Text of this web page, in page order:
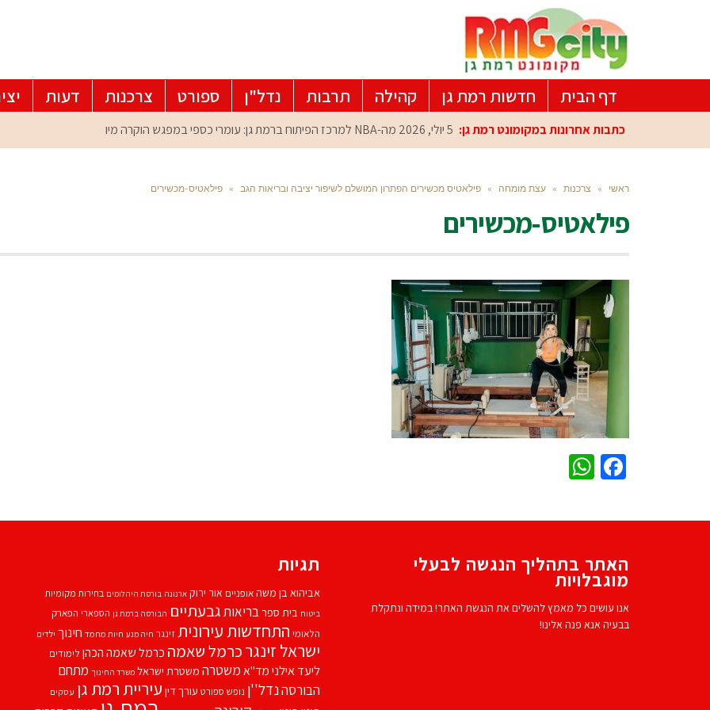
דף הבית חדשות רמת גן קהילה תרבות נדל"ן ספורט צרכנות דעות
כתבות אחרונות במקומונט רמת גן: 5 יולי, 2026 מה-NBA למרכז הפיתוח ברמת גן: עומרי כספי במפגש הוקרה מיוחד
ראשי » צרכנות » עצת מומחה » פילאטיס מכשירים הפתרון המושלם לשיפור יציבה ובריאות הגב » פילאטיס-מכשירים
פילאטיס-מכשירים
Facebook
האתר בתהליך הנגשה לבעלי
מוגבלויות
אנו עושים כל מאמץ להשלים את הנגשת האתר! במידה ונתקלת
בבעיה אנא פנה אלינו!
תגיות
אביהוא בן משהאופניים אור ירוק ארנונה בורסת היהלומים בחירות מקומיות
ביטוח בית ספרבריאותגבעתיים הבורסה ברמת גן הספארי הפארק
הלאומי התחדשות עירוניתזינגר חיה מנע חיות מחמד חינוך ילדים
ישראל זינגרכרמל שאמה כרמל שאמה הכהן לימודים
ליעד אילנימד''אמשטרה משטרת ישראל משרד החינוך מתחם
הבורסהנדל''ן נופש ספורט עורך דין עיריית רמת גן עסקים